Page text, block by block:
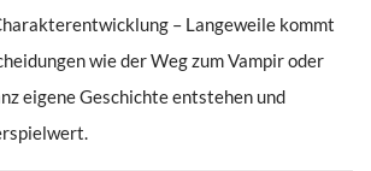
– Langeweile kommt
wie der Weg zum Vampir oder
eigene Geschichte entstehen und